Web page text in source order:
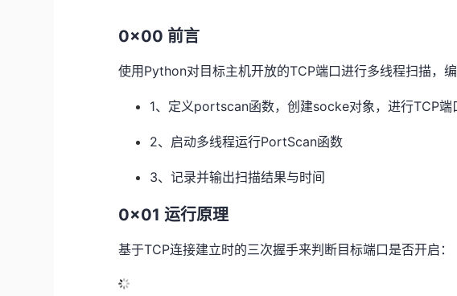
0x00 前言
使用Python对目标主机开放的TCP端口进行多线程扫描，编
1、定义portscan函数，创建socke对象，进行TCP端
2、启动多线程运行PortScan函数
3、记录并输出扫描结果与时间
0x01 运行原理
基于TCP连接建立时的三次握手来判断目标端口是否开启：